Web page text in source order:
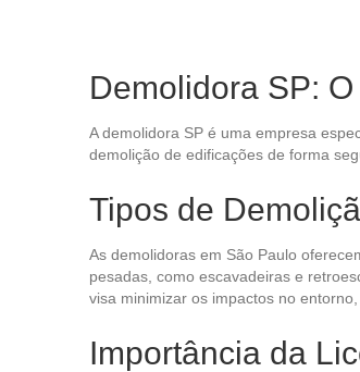
Demolidora SP:
A demolidora SP é uma empresa
demolição de edificações de forma
Tipos de
As demolidoras em São Paulo
pesadas, como escavadeiras e
visa minimizar os impactos no
Importância da